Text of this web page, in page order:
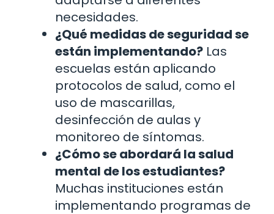
necesidades.
¿Qué medidas de seguridad se
están implementando? Las
escuelas están aplicando
protocolos de salud, como el
uso de mascarillas,
desinfección de aulas y
monitoreo de síntomas.
¿Cómo se abordará la salud
mental de los estudiantes?
Muchas instituciones están
implementando programas de